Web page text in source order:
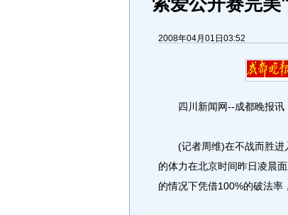
2008年04月01日03:52
四川新闻网--成都晚报讯
(记者周维)在不战而胜进
的体力在北京时间昨日凌晨
的情况下凭借100%的破法率